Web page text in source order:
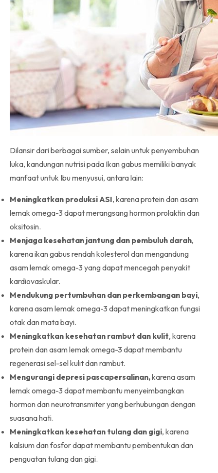
Dilansir dari berbagai sumber, selain untuk penyembuhan
luka, kandungan nutrisi pada Ikan gabus memiliki banyak
manfaat untuk Ibu menyusui, antara lain:
Meningkatkan produksi ASI, karena protein dan asam
lemak omega-3 dapat merangsang hormon prolaktin dan
oksitosin.
Menjaga kesehatan jantung dan pembuluh darah,
karena ikan gabus rendah kolesterol dan mengandung
asam lemak omega-3 yang dapat mencegah penyakit
kardiovaskular.
Mendukung pertumbuhan dan perkembangan bayi,
karena asam lemak omega-3 dapat meningkatkan fungsi
otak dan mata bayi.
Meningkatkan kesehatan rambut dan kulit, karena
protein dan asam lemak omega-3 dapat membantu
regenerasi sel-sel kulit dan rambut.
Mengurangi depresi pascapersalinan,karena asam
lemak omega-3 dapat membantu menyeimbangkan
hormon dan neurotransmiter yang berhubungan dengan
suasana hati.
Meningkatkan kesehatan tulang dan gigi, karena
kalsium dan fosfor dapat membantu pembentukan dan
penguatan tulang dan gigi.